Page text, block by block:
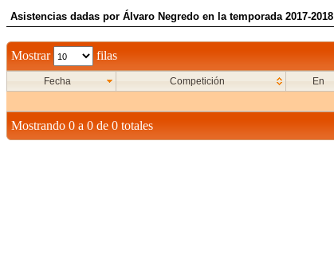
Asistencias dadas por Álvaro Negredo en la temporada 2017-2018
Mostrar filas
Fecha Competición En
Mostrando 0 a 0 de 0 totales